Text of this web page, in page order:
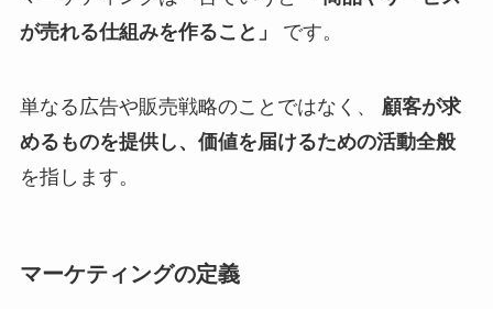
が売れる仕組みを作ること」
です。
単なる広告や販売戦略のことではなく、 顧客が求
めるものを提供し、価値を届けるための活動全般
を指します。
マーケティングの定義